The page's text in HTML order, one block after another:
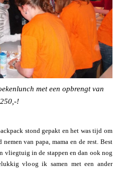
met een opbrengt van
!
stond gepakt en het was tijd om
van papa, mama en de rest. Best
vliegtuig in de stappen en dan ook nog
vloog ik samen met een ander